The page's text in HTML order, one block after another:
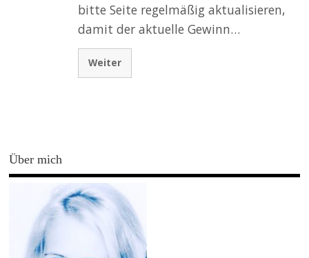
bitte Seite regelmäßig aktualisieren,
damit der aktuelle Gewinn…
Weiter
Über mich